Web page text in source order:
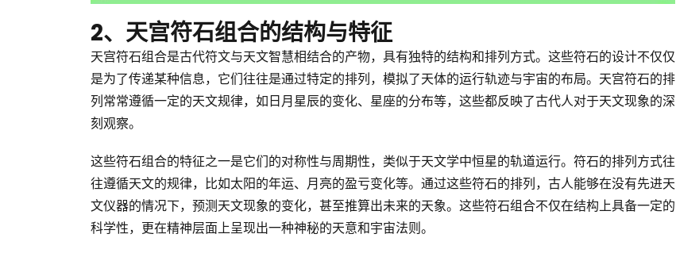
2、天宫符石组合的结构与特征
天宫符石组合是古代符文与天文智慧相结合的产物，具有独特的结构和排列方式。这些符石的设计不仅仅
是为了传递某种信息，它们往往是通过特定的排列，模拟了天体的运行轨迹与宇宙的布局。天宫符石的排
列常常遵循一定的天文规律，如日月星辰的变化、星座的分布等，这些都反映了古代人对于天文现象的深
刻观察。
这些符石组合的特征之一是它们的对称性与周期性，类似于天文学中恒星的轨道运行。符石的排列方式往
往遵循天文的规律，比如太阳的年运、月亮的盈亏变化等。通过这些符石的排列，古人能够在没有先进天
文仪器的情况下，预测天文现象的变化，甚至推算出未来的天象。这些符石组合不仅在结构上具备一定的
科学性，更在精神层面上呈现出一种神秘的天意和宇宙法则。